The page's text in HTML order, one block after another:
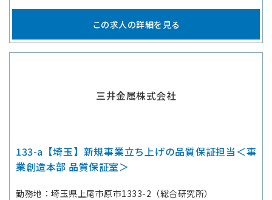
この求人の詳細を見る
三井金属株式会社
133-a【埼玉】新規事業立ち上げの品質保証担当＜事
業創造本部 品質保証室＞
勤務地
埼玉県上尾市原市1333-2（総合研究所）